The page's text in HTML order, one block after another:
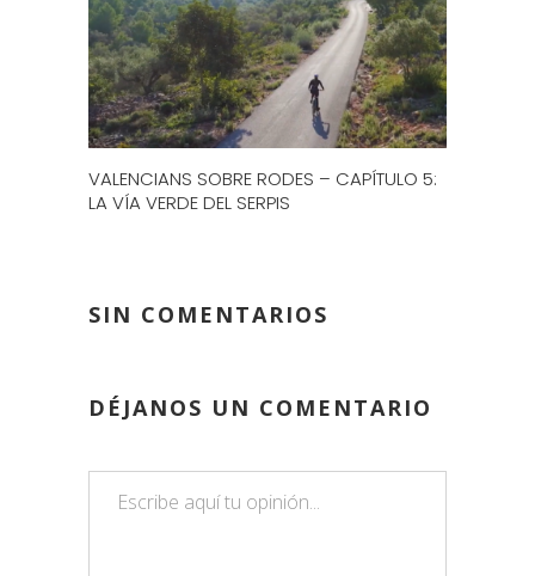
VALENCIANS SOBRE RODES – CAPÍTULO 5:
LA VÍA VERDE DEL SERPIS
SIN COMENTARIOS
DÉJANOS UN COMENTARIO